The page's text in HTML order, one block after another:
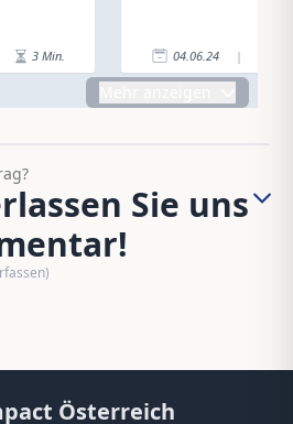
3 Min. 04.06.24 |
Sie uns
Österreich